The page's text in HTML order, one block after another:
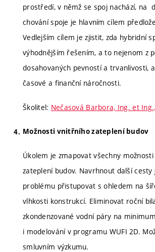
prostředí, v němž se spoj nachází, na
chování spoje je hlavním cílem
Vedlejším cílem je zjistit, zda hybridní
výhodnějším řešením, a to nejenom z
dosahovaných pevností a trvanlivosti,
časové a finanční náročnosti.
Školitel: Nečasová Barbora, Ing. et
Možnosti vnitřního zateplení budov
Úkolem je zmapovat všechny
zateplení budov. Navrhnout další
problému přistupovat s ohledem na
vlhkosti konstrukcí. Eliminovat roční
zkondenzované vodní páry na
i modelování v programu WUFI 2D.
smluvním výzkumu.